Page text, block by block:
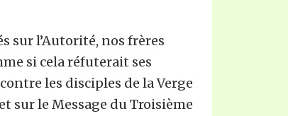
sur l’Autorité, nos frères
si cela réfuterait ses
les disciples de la Verge
sur le Message du Troisième